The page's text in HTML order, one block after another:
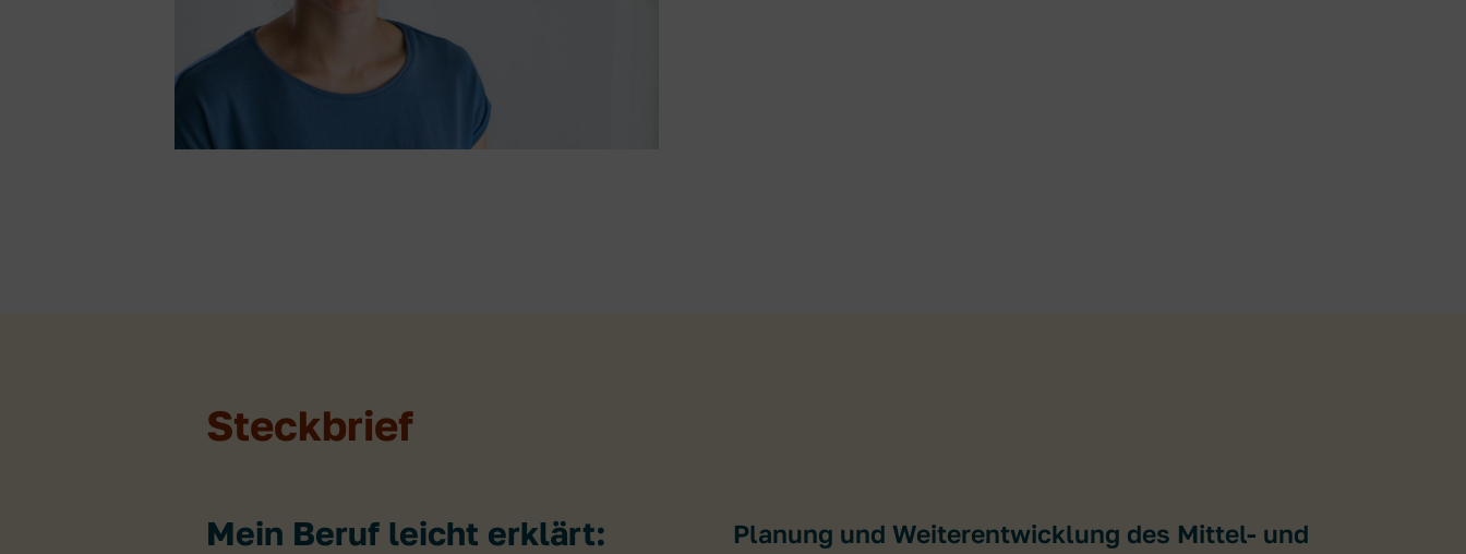
Steckbrief
Mein Beruf leicht erklärt:
Planung und Weiterentwicklung des Mittel- und